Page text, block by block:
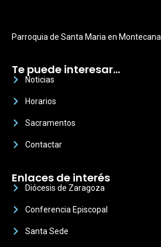
Parroquia de Santa Maria en Montecanal.
Te puede interesar…
Noticias
Horarios
Sacramentos
Contactar
Enlaces de interés
Diócesis de Zaragoza
Conferencia Episcopal
Santa Sede